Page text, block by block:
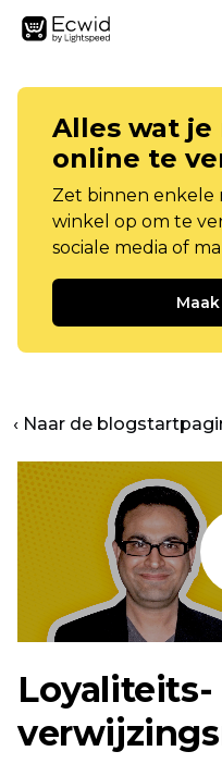
Alles wat
online te
Zet binnen enkele
winkel op om te
sociale media of
‹ Naar de
Loyaliteits-